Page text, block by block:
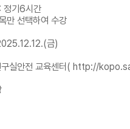
기6시간
만 선택하여 수강
금)
구실안전 교육센터( http://